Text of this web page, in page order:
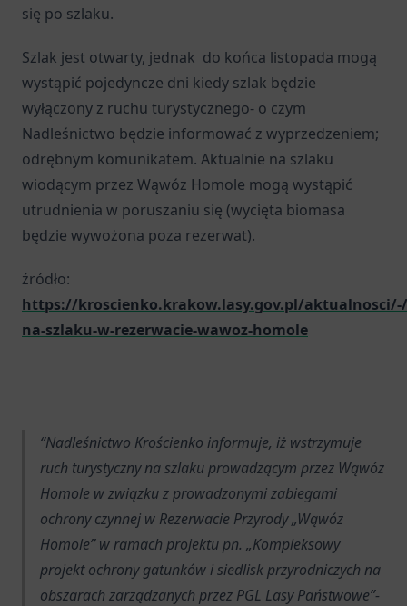
się po szlaku.
Szlak jest otwarty, jednak do końca listopada mogą
wystąpić pojedyncze dni kiedy szlak będzie
wyłączony z ruchu turystycznego- o czym
Nadleśnictwo będzie informować z wyprzedzeniem;
odrębnym komunikatem. Aktualnie na szlaku
wiodącym przez Wąwóz Homole mogą wystąpić
utrudnienia w poruszaniu się (wycięta biomasa
będzie wywożona poza rezerwat).
źródło:
https://kroscienko.krakow.lasy.gov.pl/
na-szlaku-w-rezerwacie-wawoz-homole
Nadleśnictwo Krościenko informuje, iż wstrzymuje
ruch turystyczny na szlaku prowadzącym przez Wąwóz
Homole w związku z prowadzonymi zabiegami
ochrony czynnej w Rezerwacie Przyrody „Wąwóz
Homole” w ramach projektu pn. „Kompleksowy
projekt ochrony gatunków i siedlisk przyrodniczych na
obszarach zarządzanych przez PGL Lasy Państwowe”-